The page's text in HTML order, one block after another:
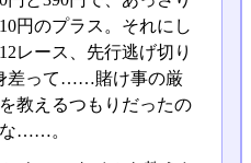
円のプラス。それにし
レース、先行逃げ切り
差って……賭け事の厳
教えるつもりだったの
……。